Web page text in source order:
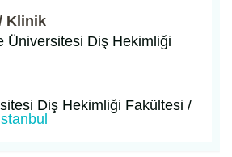
Klinik
Üniversitesi Diş Hekimliği
Diş Hekimliği Fakültesi /